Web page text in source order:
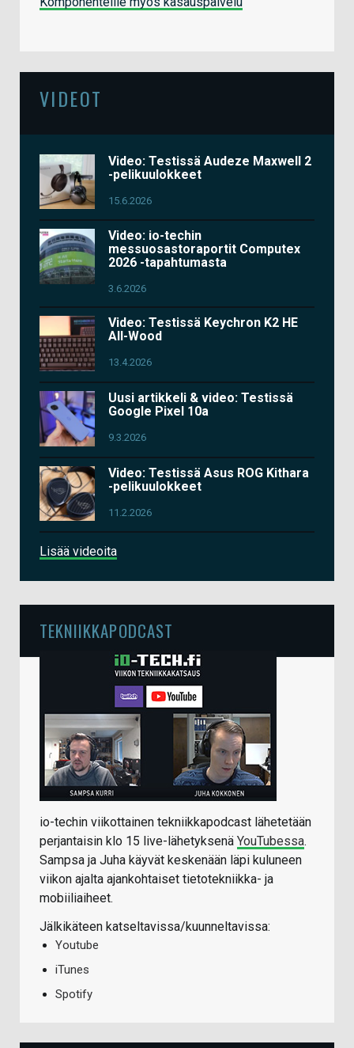
VIDEOT
Video: Testissä Audeze Maxwell 2
-pelikuulokkeet
15.6.2026
Video: io-techin
messuosastoraportit Computex
2026 -tapahtumasta
3.6.2026
Video: Testissä Keychron K2 HE
All-Wood
13.4.2026
Uusi artikkeli & video: Testissä
Google Pixel 10a
9.3.2026
Video: Testissä Asus ROG Kithara
-pelikuulokkeet
11.2.2026
Lisää videoita
TEKNIIKKAPODCAST
io-techin viikottainen tekniikkapodcast lähetetään
perjantaisin klo 15 live-lähetyksenä YouTubessa.
Sampsa ja Juha käyvät keskenään läpi kuluneen
viikon ajalta ajankohtaiset tietotekniikka- ja
mobiiliaiheet.
Jälkikäteen katseltavissa/kuunneltavissa:
Youtube
iTunes
Spotify